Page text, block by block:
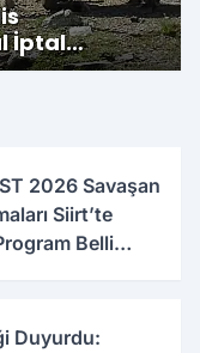
İptal
2026 Savaşan
Siirt’te
Belli
Duyurdu: